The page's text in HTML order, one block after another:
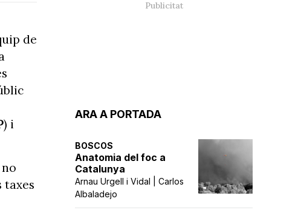
ARA A PORTADA
BOSCOS
Anatomia del foc a
Catalunya
Arnau Urgell i Vidal | Carlos
Albaladejo
de
) i
no
taxes